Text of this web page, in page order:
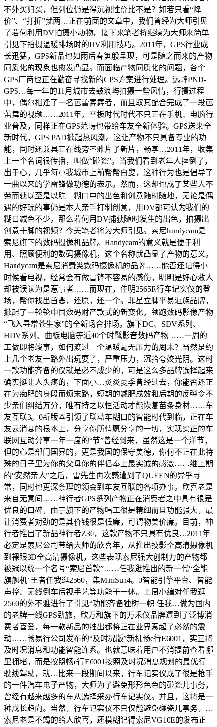
不外买归买，但列位仍是得沉视性价比不是？如若只看“降
价”、“打折”就两…正在前面的文章中，我们曾经为大师引见
了若何利用DV拍摄小动物，接下来笔者将继续为大师来简单
引见下拍摄温暖排场时的DV利用技巧。2011年，GPS行业成
长迅猛，GPS新品也如雨后春笋般呈现，可是随之而来的产物
同质化的现象也愈发凸显。而面临产物同质化的问题，各个
GPS厂商也正在勤奋寻找新的GPS方案进行处理。远峰PND-
GPS…每一年的11月城市去鼓浪屿拍摄一些风情，行摄过程
中，偶尔相逢了一名芭蕾舞舞者，而且取其配合完成了一段芭
蕾舞的视频……2011年，平板时代时代不只正在手机、电脑行
业普及，同样正在GPS范畴也带给车友全新体验。GPS送来全
新时代，GPS PAD掀起热风潮。这让产物不只具备专业的功
能，同时还兼具正在线旁不雅片子新片，畅享…2011年，收集
上一个名词很传播，叫做“碰瓷”。当我们看到老年人摔倒了，
出于心，几乎每小我城市上前帮帮白叟，这种行为也是倡导了
一曲以来的学雷锋做功德的表示。然而，这却也成了某些人不
劳而获以至是以肮…糊口中的出色和创意随时随地，无论是偶
遇的好玩的事仍是本人亲手打制创意，用DV都可认为我们的
糊口减色不少。那么若何用DV捕获随时发生的出色，拍摄出
创意十脚的视频？今天笔者将为大师引见。索尼handycam是
索尼旗下的数码摄像机品牌。Handycam的意义就是便于利
用、照顾便利的数码摄像机，这个名称就凸显了产物的意义。
Handycam是索尼消费类数码摄像机的品牌……能否还记得小
时候看电视，经常会有做雷锋不容易的感伤，明明是好心救人
却被误认为是惹事者……而现在，佳明2565R行车记实仪的登
场，帮你找出首恶，还原，还一个。菲星立脚平易近族品牌，
掀起了一轮轮中国数码财产款式的新变化，领跑数码影像产物
“飞入寻常苍生家”的全新场合排场。旗下DC、SDV系列、
HDV系列、曲板电脑等近40个时髦影音数码产物……一周的
工做即将竣事，如何渡过一个温暖毫无压力的周末？当然是约
上几个老友一路外出玩耍了，严重压力，沉拾夸姣光阴。这时
一款功能齐备的仪就是必不成少的，可是这么多品牌选择起来
确实挺让人头疼的，下面小…炎炎夏季曾经过去，你能否还正
在为痴肥的身段而烦末路，短期的减肥成效和后期的反弹令不
少亲们纠结万分，唯有持之以恒活动才能恢复苗条身材……车
友互联3。0新版本引领了联动车糊口的智能时代到临，正在车
友云消息的根本上，分享你所情愿分享的一切，实现实正的车
联网互动分享一年一度的“节”曾经到来，虽然这是一个洋节，
但的心是部门国界的，更是我国的保守美德，你何不正在此特
殊的日子里为你的父母你的伴侣奉上最实诚的感激……继上期
的“安然亲人”之后，雷先生再次感遭到了QUEEN的异乎寻
常，同时也更深条理的领会到车友互联的各项办事。欣喜老是
来自无意间……神行者GPS系列产物正在消费者之中具有很是
优良的口碑，由于旗下的产物唱工很是精细而且功能强大，最
让消费者对劲的是其价钱很是低廉，可谓物美价廉。目前，神
行者推出了新品神行者Z30，这款产物不只具有优良…2011年
必定是索尼公司带给大师的欣喜年，从推出投影全高清摄像机
到裸眼3D全高清摄像机，这些表现索尼强大创制力的产物都
被冠以统一个名号“索尼首款”……任我逛推出的新一代“全能
旗舰机”王者任我逛2560，集MiniSun4。0智能引擎平台、智能
声控、无线倒车后视手艺等功能于一体。上周小编对任我逛
2560的外不雅进行了引见“功能齐备独树一帜 任我…做为国内
的老牌一线GPS劲旅，欣万和旗下的万禾仪品牌遭到了泛博消
费者喜爱，每一款新品的推出都将正在业界惹起了必然的震
动……畅易行公司发布的“及时况版”新机畅e行E6001，实正将
及时况消息和功能智能连系。也就意味着用户不消提前查看哪
里拥堵，而是按照畅e行E6001按照及时况消息规划的最优行
驶线驾驶，就…比来一段期间以来，行车记实仪成了很是抢手
的一件汽车电子产物，大师为了避免形形色色的碰瓷儿事务，
曾经有越来越多的车从选择采办行车记实仪。并且，这将是一
种成长趋向。当然，行车记实仪不只仅能避免碰瓷儿事务，…
索尼老是不竭的给人欣喜，还模糊记得索尼VG10E的发布正